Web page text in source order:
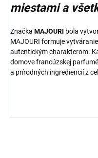
miestami a
Značka MAJOURI bola
MAJOURI formuje
autentickým charakterom.
domove francúzskej
a prírodných ingrediencií z